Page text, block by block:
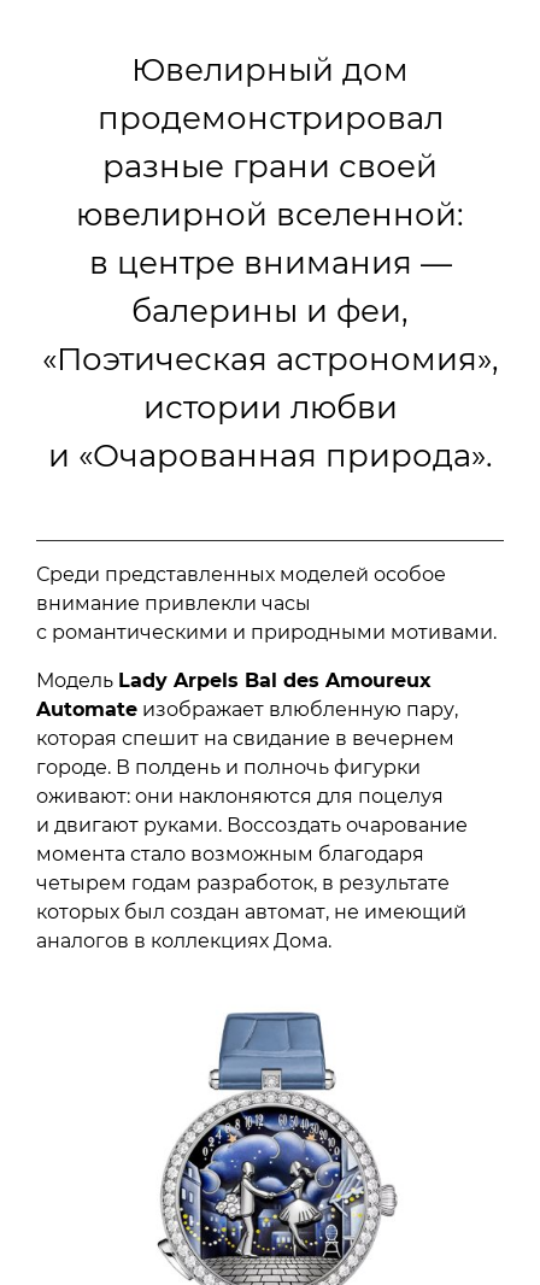
Ювелирный дом
продемонстрировал
разные грани своей
ювелирной вселенной:
в центре внимания —
балерины и феи,
«Поэтическая астрономия»,
истории любви
и «Очарованная природа».
Среди представленных моделей особое
внимание привлекли часы
с романтическими и природными мотивами.
Модель Lady Arpels Bal des Amoureux
Automate изображает влюбленную пару,
которая спешит на свидание в вечернем
городе. В полдень и полночь фигурки
оживают: они наклоняются для поцелуя
и двигают руками. Воссоздать очарование
момента стало возможным благодаря
четырем годам разработок, в результате
которых был создан автомат, не имеющий
аналогов в коллекциях Дома.